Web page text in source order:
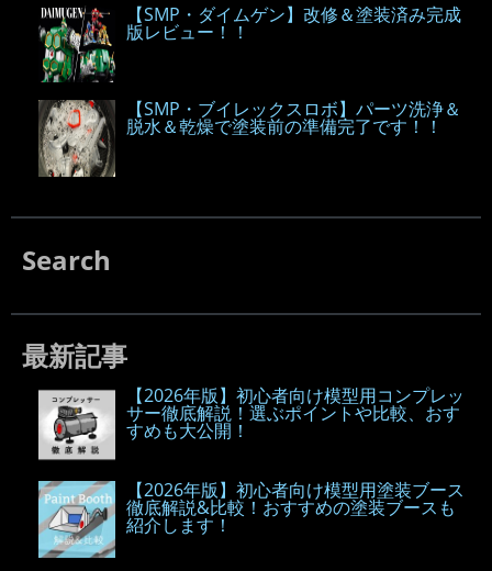
【SMP・ダイムゲン】改修＆塗装済み完成
版レビュー！！
【SMP・ブイレックスロボ】パーツ洗浄＆
脱水＆乾燥で塗装前の準備完了です！！
Search
最新記事
【2026年版】初心者向け模型用コンプレッ
サー徹底解説！選ぶポイントや比較、おす
すめも大公開！
【2026年版】初心者向け模型用塗装ブース
徹底解説&比較！おすすめの塗装ブースも
紹介します！